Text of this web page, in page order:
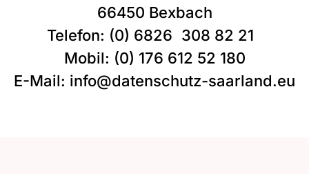
66450 Bexbach
Telefon: (0) 6826 308 82 21
Mobil: (0) 176 612 52 180
E-Mail: info@datenschutz-saarland.eu